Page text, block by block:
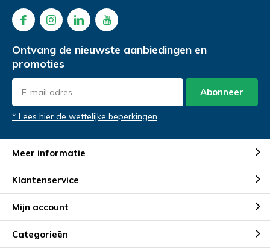
Ontvang de nieuwste aanbiedingen en
promoties
Abonneer
* Lees hier de wettelijke beperkingen
Meer informatie
Klantenservice
Mijn account
Categorieën
Opmerkingen
Opmerkingen
Demonstratie aanvragen